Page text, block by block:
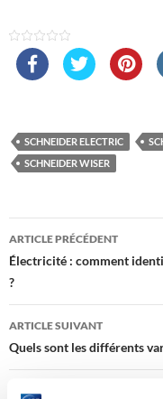
SCHNEIDER ELECTRIC
SCHNEIDER WISER
Navigation
des
articles
ARTICLE PRÉCÉDENT
Électricité : comment
?
ARTICLE SUIVANT
Quels sont les différents